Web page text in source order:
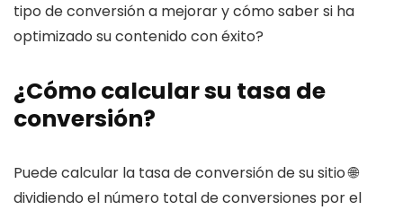
tipo de conversión a mejorar y cómo saber si ha
optimizado su contenido con éxito?
¿Cómo calcular su tasa de
conversión?
Puede calcular la tasa de conversión de su sitio 🌐
dividiendo el número total de conversiones por el